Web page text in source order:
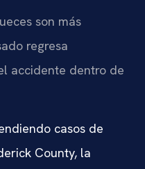
son más
regresa
accidente dentro de
casos de
County, la